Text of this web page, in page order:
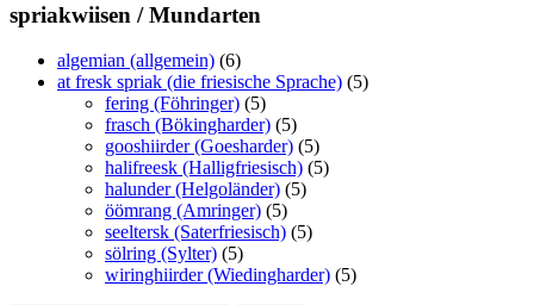
spriakwiisen / Mundarten
algemian (allgemein) (6)
at fresk spriak (die friesische Sprache) (5)
fering (Föhringer) (5)
frasch (Bökingharder) (5)
gooshiirder (Goesharder) (5)
halifreesk (Halligfriesisch) (5)
halunder (Helgoländer) (5)
öömrang (Amringer) (5)
seeltersk (Saterfriesisch) (5)
sölring (Sylter) (5)
wiringhiirder (Wiedingharder) (5)